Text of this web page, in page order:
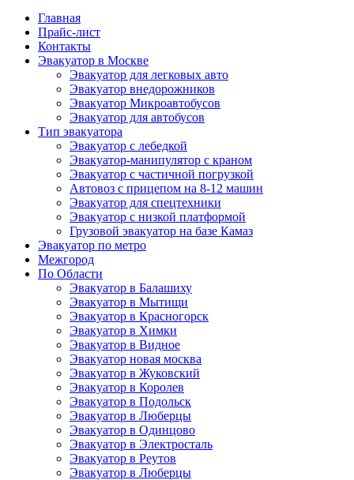
Главная
Прайс-лист
Контакты
Эвакуатор в Москве
Эвакуатор для легковых авто
Эвакуатор внедорожников
Эвакуатор Микроавтобусов
Эвакуатор для автобусов
Тип эвакуатора
Эвакуатор с лебедкой
Эвакуатор-манипулятор с краном
Эвакуатор с частичной погрузкой
Автовоз с прицепом на 8-12 машин
Эвакуатор для спецтехники
Эвакуатор с низкой платформой
Грузовой эвакуатор на базе Камаз
Эвакуатор по метро
Межгород
По Области
Эвакуатор в Балашиху
Эвакуатор в Мытищи
Эвакуатор в Красногорск
Эвакуатор в Химки
Эвакуатор в Видное
Эвакуатор новая москва
Эвакуатор в Жуковский
Эвакуатор в Королев
Эвакуатор в Подольск
Эвакуатор в Люберцы
Эвакуатор в Одинцово
Эвакуатор в Электросталь
Эвакуатор в Реутов
Эвакуатор в Люберцы